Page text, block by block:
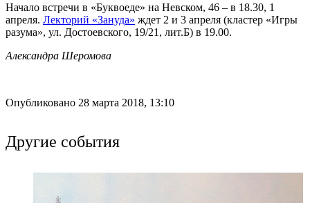
Начало встречи в «Буквоеде» на Невском, 46 – в 18.30, 1
апреля. Лекторий «Зануда» ждет 2 и 3 апреля (кластер «Игры
разума», ул. Достоевского, 19/21, лит.Б) в 19.00.
Александра Шеромова
Опубликовано 28 марта 2018, 13:10
Другие события